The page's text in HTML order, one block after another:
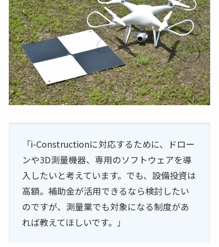
「i-Constructionに対応するために、ドロー
ンや3D測量機器、専用のソフトウェアを導
入したいと考えています。でも、設備投資は
高額。補助金が活用できるなら検討したい
のですが、測量業でも対象になる制度があ
れば教えてほしいです。」